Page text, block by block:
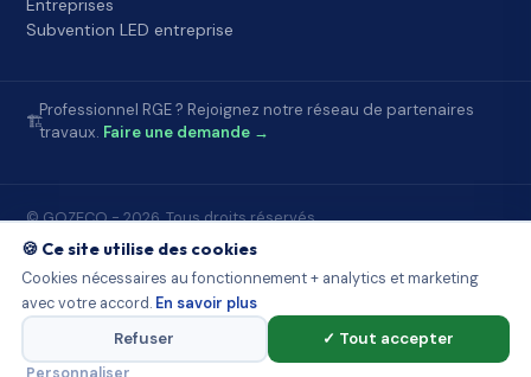
Entreprises
Subvention LED entreprise
🏗️
Professionnel RGE ? Rejoignez notre réseau de partenaires
travaux. Faire une demande →
© GOZECO - 2026. Tous droits réservés.
Accueil FAQ À propos ContactMentions légales
Conditions d'utilisation Confidentialité
Sources publiquesDémarchage et loiObservatoire DPE
Potentiel bâtimentsObservatoire copropriétés
Conception et optimisation parWOXUP
🍪 Ce site utilise des cookies
Cookies nécessaires au fonctionnement + analytics et marketing
avec votre accord. En savoir plus
Refuser
✓ Tout accepter